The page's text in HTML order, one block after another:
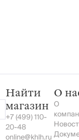
Найти
магазин
+7 (499) 110-
20-48
online@khlh.ru
О
О